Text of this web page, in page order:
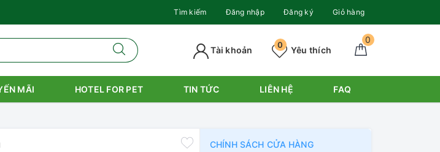
Tìm kiếm Đăng nhập Đăng ký Giỏ hàng
0
Yêu thích
0
Tài khoản
MÃI HOTEL FOR PET TIN TỨC LIÊN HỆ FAQ
CHÍNH SÁCH CỬA HÀNG